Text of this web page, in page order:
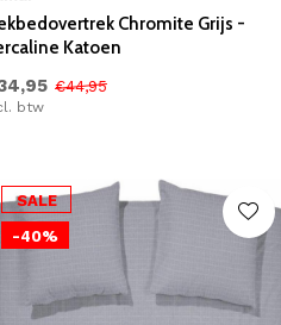
Chromite Grijs -
Katoen
€44,95
btw
SALE
-40%